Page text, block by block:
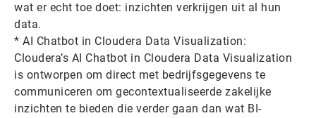
wat er echt toe doet: inzichten verkrijgen uit al hun
data.
* AI Chatbot in Cloudera Data Visualization:
Cloudera’s AI Chatbot in Cloudera Data Visualization
is ontworpen om direct met bedrijfsgegevens te
communiceren om gecontextualiseerde zakelijke
inzichten te bieden die verder gaan dan wat BI-